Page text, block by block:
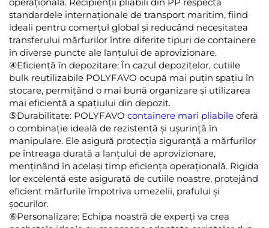
standardele internaționale de transport maritim, fiind
ideali pentru comerțul global și reducând necesitatea
transferului mărfurilor între diferite tipuri de containere
în diverse puncte ale lanțului de aprovizionare.
④Eficiență în depozitare: În cazul depozitelor, cutiile
bulk reutilizabile POLYFAVO ocupă mai puțin spațiu în
stocare, permițând o mai bună organizare și utilizarea
mai eficientă a spațiului din depozit.
⑤Durabilitate: POLYFAVO containere mari pliabile oferă
o combinație ideală de rezistență și ușurință în
manipulare. Ele asigură protecția siguranță a mărfurilor
pe întreaga durată a lanțului de aprovizionare,
menținând în același timp eficiența operațională. Rigida
lor excelentă este asigurată de cutiile noastre, protejând
eficient mărfurile împotriva umezelii, prafului și
șocurilor.
⑥Personalizare: Echipa noastră de experți va crea